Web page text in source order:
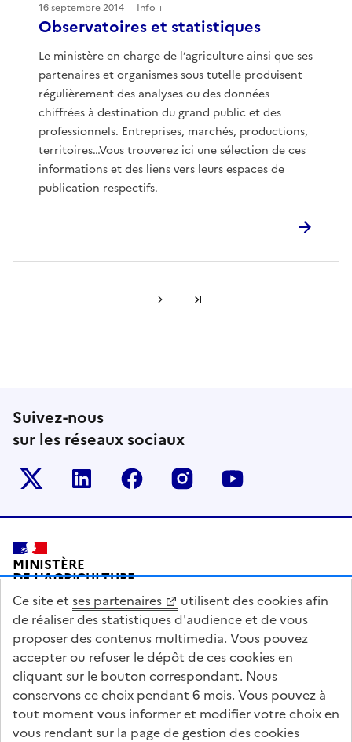
Observatoires et statistiques
Le ministère en charge de l’agriculture ainsi que ses
partenaires et organismes sous tutelle produisent
régulièrement des analyses ou des données
chiffrées à destination du grand public et des
professionnels. Entreprises, marchés, productions,
territoires…Vous trouverez ici une sélection de ces
informations et des liens vers leurs espaces de
publication respectifs.
16 septembre 2014 Info +
Page suivante
Suivez-nous
sur les réseaux sociaux
Le ministère sur Twitter
Le ministère sur LinkedIn
Le ministère sur Facebook
Le ministère sur
Pied de page
MINISTÈRE
DE L'AGRICULTURE
DE L'AGRO-ALIMENTAIRE
ET DE LA SOUVERAINETÉ
ALIMENTAIRE
legifrance.gouv.fr
info.gouv.fr
service-public.gouv.fr
data.gouv.fr
Ce site et ses partenaires
utilisent des cookies afin
de réaliser des statistiques d'audience et de vous
proposer des contenus multimedia. Vous pouvez
accepter ou refuser le dépôt de ces cookies en
cliquant sur le bouton correspondant. Nous
conservons ce choix pendant 6 mois. Vous pouvez à
tout moment vous informer et modifier votre choix en
vous rendant sur la page de gestion des cookies